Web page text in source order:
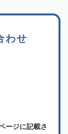
わせ
ージに記載さ